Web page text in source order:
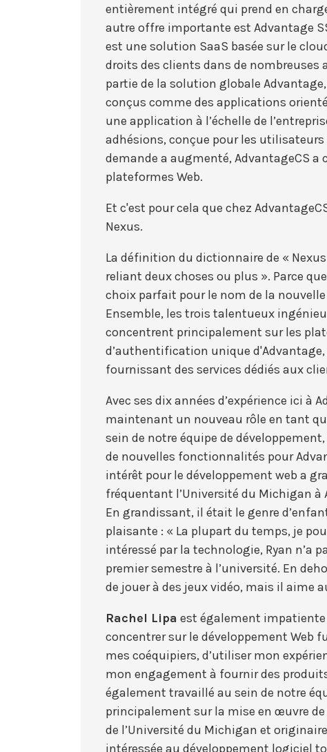
entièrement intégré qui prend en
autre offre importante est Advantage
est une solution SaaS basée sur le
droits des clients dans de
partie de la solution globale
conçus comme des applications
une application à l’échelle de
adhésions, conçue pour les
demande a augmenté, AdvantageCS
plateformes Web.
Et c'est pour cela que chez
Nexus.
La définition du dictionnaire de «
reliant deux choses ou plus ». Parce
choix parfait pour le nom de la nouvelle
Ensemble, les trois talentueux
concentrent principalement sur les
d’authentification unique
fournissant des services dédiés aux
Avec ses dix années d’expérience ici à
maintenant un nouveau rôle en tant
sein de notre équipe de
de nouvelles fonctionnalités pour
intérêt pour le développement web a
fréquentant l’Université du Michigan
En grandissant, il était le genre
plaisante : « La plupart du temps, je
intéressé par la technologie, Ryan n’a
premier semestre à l’université. En
de jouer à des jeux vidéo, mais il aime
Rachel Lipa est également impatiente
concentrer sur le développement Web
mes coéquipiers, d’utiliser mon
mon engagement à fournir des
également travaillé au sein de notre
principalement sur la mise en œuvre
de l’Université du Michigan et
intéressée au développement logiciel